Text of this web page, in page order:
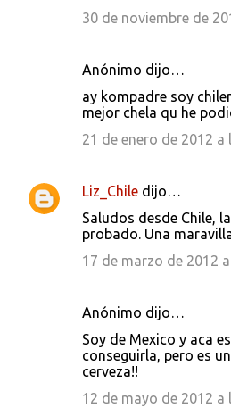
30 de noviembre de
Anónimo dijo…
ay kompadre soy
mejor chela qu he
21 de enero de 2012 a
Liz_Chile dijo…
Saludos desde Chile,
probado. Una
17 de marzo de 2012 a
Anónimo dijo…
Soy de Mexico y aca
conseguirla, pero es
cerveza!!
12 de mayo de 2012 a